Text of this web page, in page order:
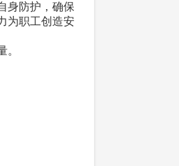
身防护，确保
为职工创造安
。